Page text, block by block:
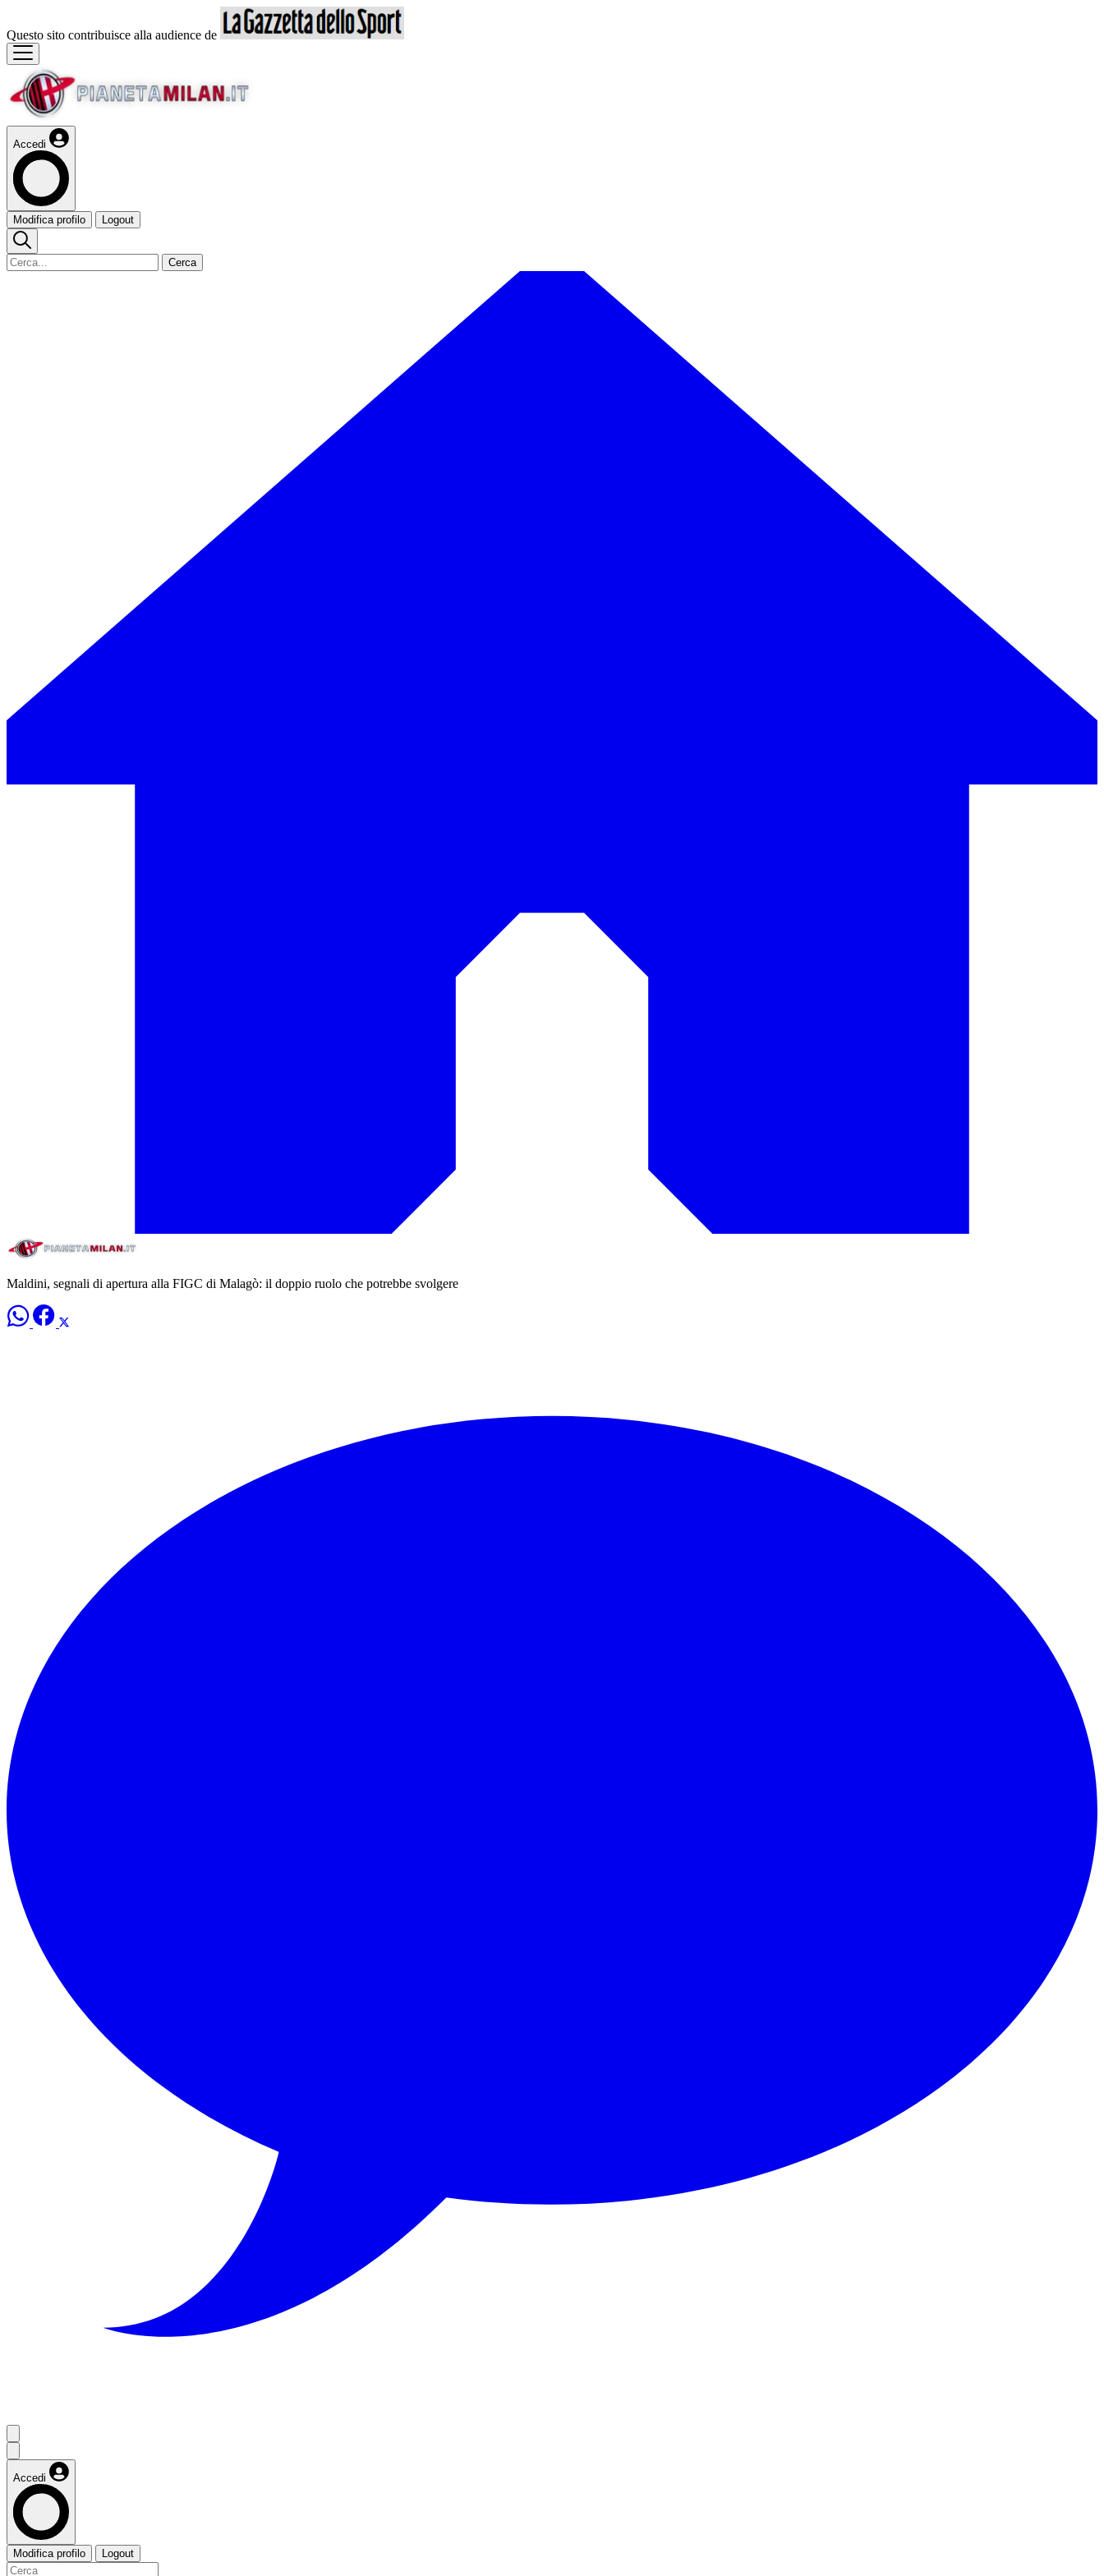
Questo sito contribuisce alla audience de
Accedi
Modifica profilo Logout
Cerca
Maldini, segnali di apertura alla FIGC di Malagò: il doppio ruolo che potrebbe svolgere
Accedi
Modifica profilo Logout